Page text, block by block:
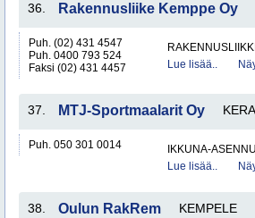
36. Rakennusliike Kemppe Oy
Puh. (02) 431 4547
Puh. 0400 793 524
Faksi (02) 431 4457
Lue lisää..
37. MTJ-Sportmaalarit Oy
Puh. 050 301 0014
IKKUNA-
Lue lisää..
38. Oulun RakRem KEMPELE